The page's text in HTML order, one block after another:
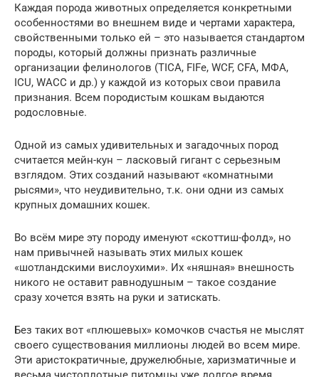
Каждая порода животных определяется конкретными
особенностями во внешнем виде и чертами характера,
свойственными только ей – это называется стандартом
породы, который должны признать различные
организации фелинологов (TICA, FIFe, WCF, CFA, МФА,
ICU, WACC и др.) у каждой из которых свои правила
признания. Всем породистым кошкам выдаются
родословные.
Одной из самых удивительных и загадочных пород
считается мейн-кун – ласковый гигант с серьезным
взглядом. Этих созданий называют «комнатными
рысями», что неудивительно, т.к. они одни из самых
крупных домашних кошек.
Во всём мире эту породу именуют «скоттиш-фолд», но
нам привычней называть этих милых кошек
«шотландскими вислоухими». Их «няшная» внешность
никого не оставит равнодушным – такое создание
сразу хочется взять на руки и затискать.
Без таких вот «плюшевых» комочков счастья не мыслят
своего существования миллионы людей во всем мире.
Эти аристократичные, дружелюбные, харизматичные и